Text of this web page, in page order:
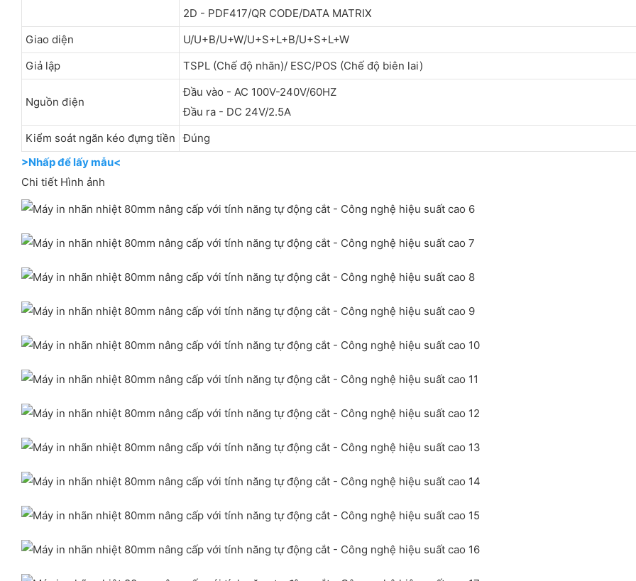
2D - PDF417/QR CODE/DATA MATRIX
Giao diện
U/U+B/U+W/U+S+L+B/U+S+L+W
Giả lập
TSPL (Chế độ nhãn)/ ESC/POS (Chế độ biên lai)
Nguồn điện
Đầu vào - AC 100V-240V/60HZ
Đầu ra - DC 24V/2.5A
Kiểm soát ngăn kéo đựng tiền
Đúng
>Nhấp để lấy mẫu<
Chi tiết Hình ảnh